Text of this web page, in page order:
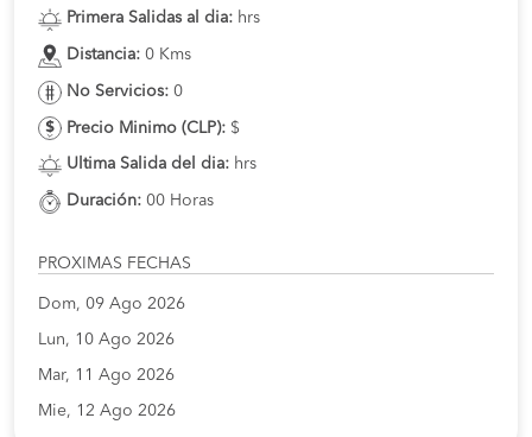
Primera Salidas al dia: hrs
Distancia: 0 Kms
No Servicios: 0
Precio Minimo (CLP): $
Ultima Salida del dia: hrs
Duración: 00 Horas
PROXIMAS FECHAS
Dom, 09 Ago 2026
Lun, 10 Ago 2026
Mar, 11 Ago 2026
Mie, 12 Ago 2026